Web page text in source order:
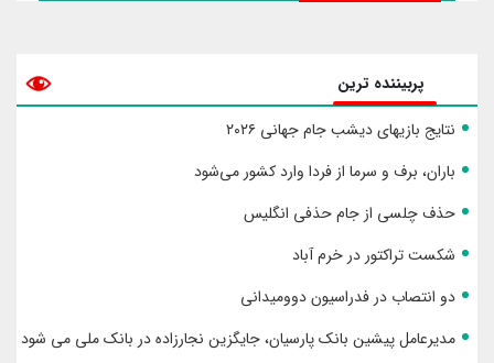
پربیننده ترین
نتایج بازیهای دیشب جام جهانی ۲۰۲۶
باران، برف و سرما از فردا وارد کشور می‌شود
حذف چلسی از جام حذفی انگلیس
شکست تراکتور در خرم آباد
دو انتصاب در فدراسیون دوومیدانی
مدیرعامل پیشین بانک پارسیان، جایگزین نجارزاده در بانک ملی می شود